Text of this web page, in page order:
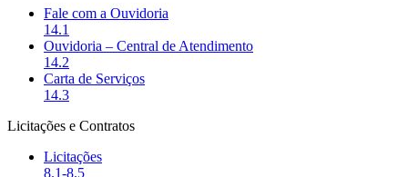
Fale com a Ouvidoria
14.1
Ouvidoria – Central de Atendimento
14.2
Carta de Serviços
14.3
Licitações e Contratos
Licitações
8.1-8.5